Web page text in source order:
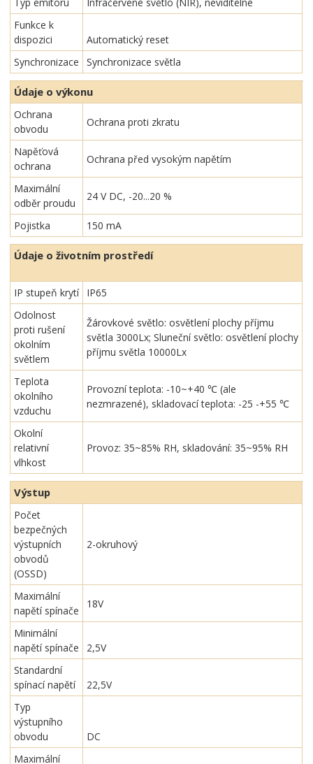
Funkce k
dispozici
Automatický reset
Synchronizace
Synchronizace světla
Údaje o výkonu
Ochrana
obvodu
Ochrana proti zkratu
Napěťová
ochrana
Ochrana před vysokým napětím
Maximální
odběr proudu
24 V DC, -20...20 %
Pojistka 150 mA
Údaje o životním prostředí
IP stupeň krytí
IP65
Odolnost
proti rušení
okolním
světlem
Žárovkové světlo: osvětlení plochy příjmu
světla 3000Lx; Sluneční světlo: osvětlení plochy
příjmu světla 10000Lx
Teplota
okolního
vzduchu
Provozní teplota: -10~+40 ℃ (ale
nezmrazené), skladovací teplota: -25 -+55 ℃
Okolní
relativní
vlhkost
Provoz: 35~85% RH, skladování: 35~95% RH
Výstup
Počet
bezpečných
výstupních
obvodů
(OSSD)
2-okruhový
Maximální
napětí spínače
18V
Minimální
napětí spínače
2,5V
Standardní
spínací napětí
22,5V
Typ
výstupního
obvodu
DC
Maximální